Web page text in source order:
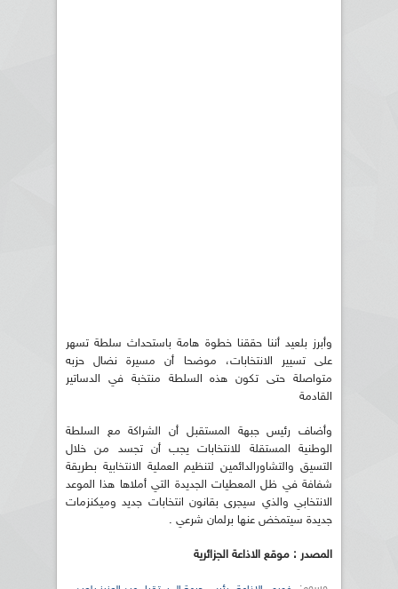
وأبرز بلعيد أننا حققنا خطوة هامة باستحداث سلطة تسهر
على تسيير الانتخابات، موضحا أن مسيرة نضال حزبه
متواصلة حتى تكون هذه السلطة منتخبة في الدساتير
القادمة
وأضاف رئيس جبهة المستقبل أن الشراكة مع السلطة
الوطنية المستقلة للانتخابات يجب أن تجسد من خلال
التسيق والتشاورالدائمين لتنظيم العملية الانتخابية بطريقة
شفافة في ظل المعطيات الجديدة التي أملاها هذا الموعد
الانتخابي والذي سيجرى بقانون انتخابات جديد وميكنزمات
جديدة سيتمخض عنها برلمان شرعي .
المصدر : موقع الاذاعة الجزائرية